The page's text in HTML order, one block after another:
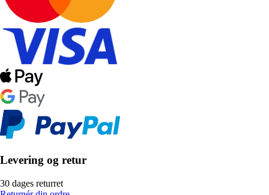
Levering og retur
30 dages returret